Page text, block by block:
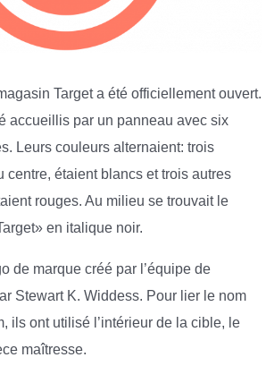
Target a été officiellement ouvert.
accueillis par un panneau avec six
Leurs couleurs alternaient: trois
centre, étaient blancs et trois autres
rouges. Au milieu se trouvait le
en italique noir.
de marque créé par l’équipe de
Stewart K. Widdess. Pour lier le nom
ils ont utilisé l’intérieur de la cible, le
maîtresse.